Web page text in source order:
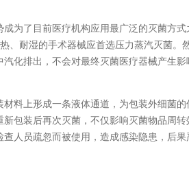
了目前医疗机构应用最广泛的灭菌方式
、耐湿的手术器械应首选压力蒸汽灭菌
化排出，不会对最终灭菌医疗器械产生
上形成一条液体通道，为包装外细菌的
包装后再次灭菌，不仅影响灭菌物品周
人员疏忽而被使用，造成感染隐患，后